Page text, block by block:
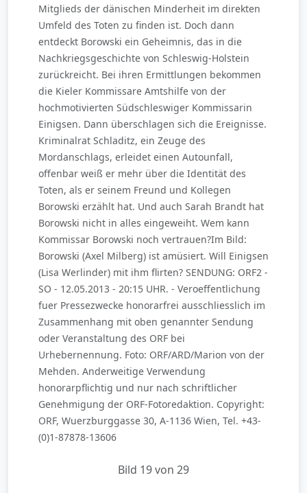
Mitglieds der dänischen Minderheit im direkten
Umfeld des Toten zu finden ist. Doch dann
entdeckt Borowski ein Geheimnis, das in die
Nachkriegsgeschichte von Schleswig-Holstein
zurückreicht. Bei ihren Ermittlungen bekommen
die Kieler Kommissare Amtshilfe von der
hochmotivierten Südschleswiger Kommissarin
Einigsen. Dann überschlagen sich die Ereignisse.
Kriminalrat Schladitz, ein Zeuge des
Mordanschlags, erleidet einen Autounfall,
offenbar weiß er mehr über die Identität des
Toten, als er seinem Freund und Kollegen
Borowski erzählt hat. Und auch Sarah Brandt hat
Borowski nicht in alles eingeweiht. Wem kann
Kommissar Borowski noch vertrauen?Im Bild:
Borowski (Axel Milberg) ist amüsiert. Will Einigsen
(Lisa Werlinder) mit ihm flirten? SENDUNG: ORF2 -
SO - 12.05.2013 - 20:15 UHR. - Veroeffentlichung
fuer Pressezwecke honorarfrei ausschliesslich im
Zusammenhang mit oben genannter Sendung
oder Veranstaltung des ORF bei
Urhebernennung. Foto: ORF/ARD/Marion von der
Mehden. Anderweitige Verwendung
honorarpflichtig und nur nach schriftlicher
Genehmigung der ORF-Fotoredaktion. Copyright:
ORF, Wuerzburggasse 30, A-1136 Wien, Tel. +43-
(0)1-87878-13606
Bild 19 von 29